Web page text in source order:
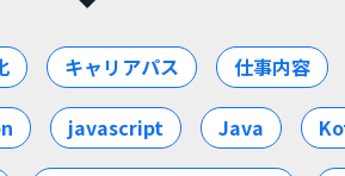
キャリアパス 仕事内容
javascript Java